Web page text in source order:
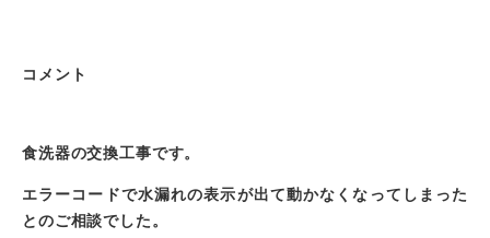
コメント
食洗器の交換工事です。
エラーコードで水漏れの表示が出て動かなくなってしまった
とのご相談でした。